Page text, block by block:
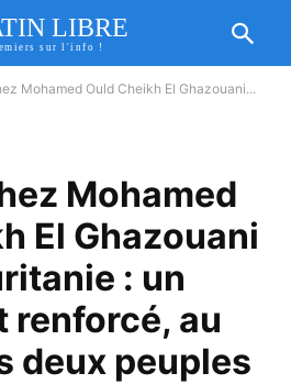
LIBRE
sur l'info !
Mohamed Ould Cheikh El Ghazouani...
Mohamed
El Ghazouani
: un
renforcé, au
deux peuples